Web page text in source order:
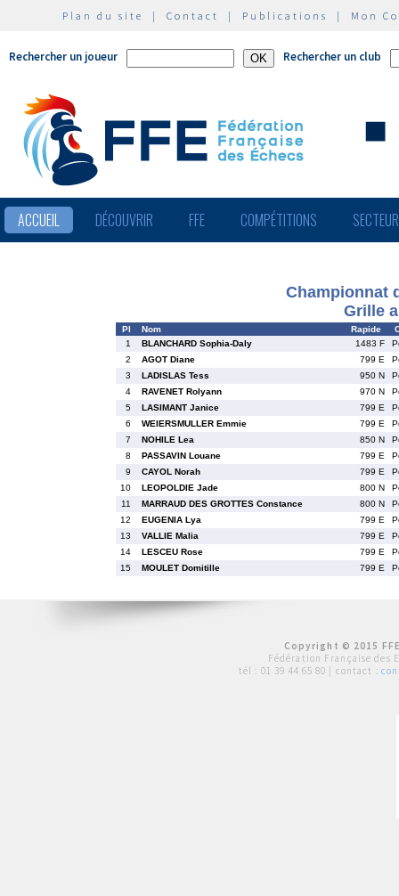
Plan du site | Contact | Publications | Mon
Rechercher un joueur Rechercher un club
ACCUEIL DÉCOUVRIR FFE COMPÉTITIONS
Championnat
Grille
Pl Nom Rapide
1
BLANCHARD Sophia-Daly 1483 F
2
AGOT Diane 799 E
3
LADISLAS Tess 950 N
4
RAVENET Rolyann 970 N
5
LASIMANT Janice 799 E
6
WEIERSMULLER Emmie 799 E
7
NOHILE Lea 850 N
8
PASSAVIN Louane 799 E
9
CAYOL Norah 799 E
10
LEOPOLDIE Jade 800 N
11
MARRAUD DES GROTTES Constance 800 N
12
EUGENIA Lya 799 E
13
VALLIE Malia 799 E
14
LESCEU Rose 799 E
15
MOULET Domitille 799 E
Copyright © 2015
Fédération Française des
tél : 01 39 44 65 80 | contact :